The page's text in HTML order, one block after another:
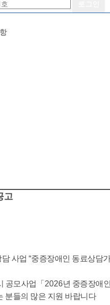
고
사업 “중증장애인 동료상담
공모사업 「 2026년 중증장애
분들의 많은 지원 바랍니다